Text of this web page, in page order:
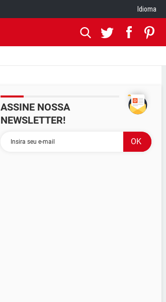
Idioma
ASSINE NOSSA
NEWSLETTER!